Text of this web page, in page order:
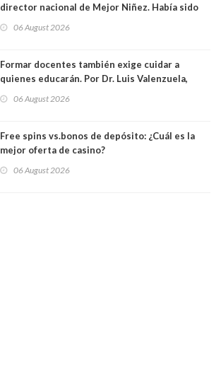
director nacional de Mejor Niñez. Había sido
06 August 2026
Formar docentes también exige cuidar a
quienes educarán. Por Dr. Luis Valenzuela,
Académicos U. Católica Silva Henríquez
06 August 2026
Free spins vs.bonos de depósito: ¿Cuál es la
mejor oferta de casino?
06 August 2026